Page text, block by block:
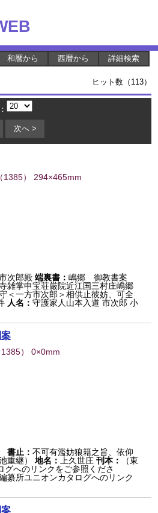
和暦から 西暦から 詳細検索
ヒット数（113）
次へ >
（1385） 294×465mm
次郎殿 端裏書：嶋郷 御教書案
雑掌申宝荘厳院近江国三村庄嶋郷
＜一方市次郎＞相供止彼妨、可全
人名：守護家人山本入道 市次郎 小
1385） 0×0mm
書止：不可有濫妨狼籍之旨、依仰
重継） 地名： 上久世庄 刊本：
（東
グへのリンクをご参照くださ
纂所ユニオンカタログへのリンク